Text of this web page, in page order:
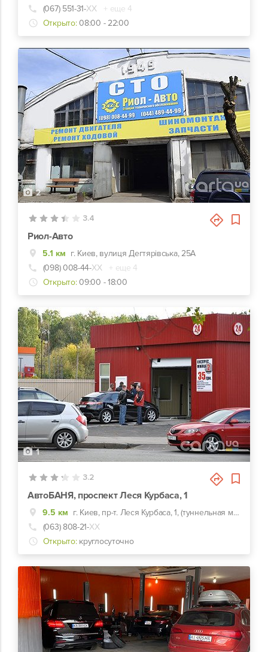
(067) 551-31-ХХ
+ еще 4
Открыто: 08:00 - 22:00
2
3.4
Риол-Авто
5.1 км г. Киев, вулиця Дегтярівська, 25А
(098) 008-44-ХХ
+ еще 4
Открыто: 09:00 - 18:00
1
3.2
АвтоБАНЯ, проспект Леся Курбаса, 1
9.5 км
г. Киев, пр-т. Леся Курбаса, 1, (туннельная мойка)
(063) 808-21-ХХ
Открыто: круглосуточно